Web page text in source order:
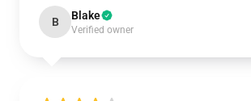
B Blake
Verified owner